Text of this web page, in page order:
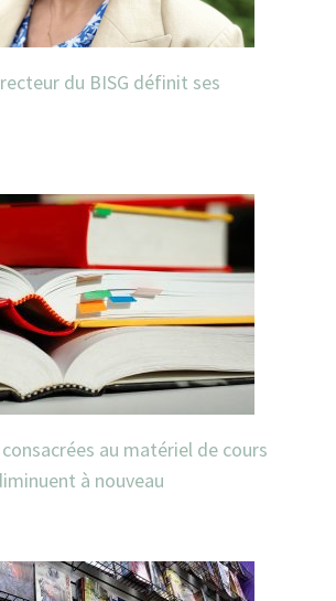
du BISG définit ses
au matériel de cours
à nouveau